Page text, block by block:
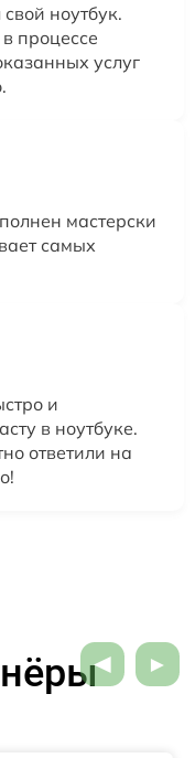
ноутбук.
процессе
услуг
мастерски
самых
и
в ноутбуке.
ответили на